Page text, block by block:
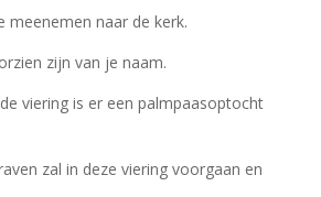
meenemen naar de kerk.
zijn van je naam.
viering is er een palmpaasoptocht
zal in deze viering voorgaan en